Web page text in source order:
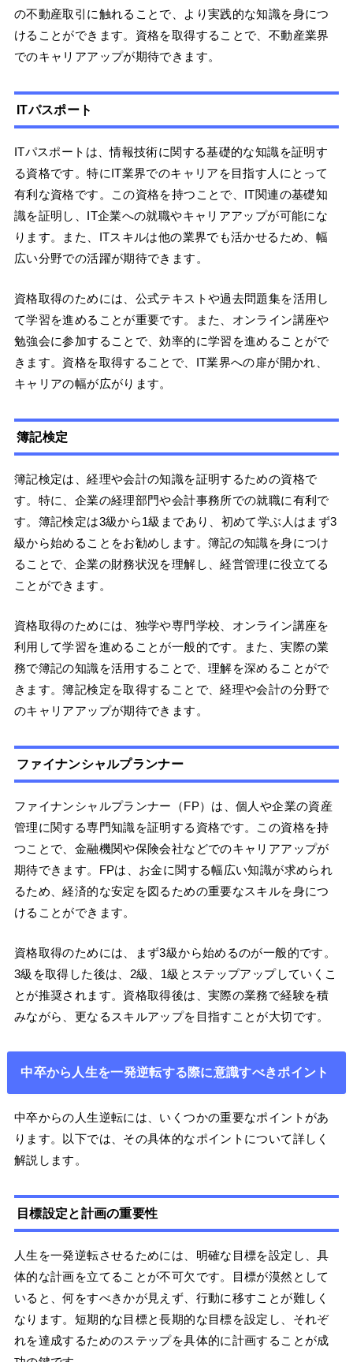
の不動産取引に触れることで、より実践的な知識を身につ
けることができます。資格を取得することで、不動産業界
でのキャリアアップが期待できます。
ITパスポート
ITパスポートは、情報技術に関する基礎的な知識を証明す
る資格です。特にIT業界でのキャリアを目指す人にとって
有利な資格です。この資格を持つことで、IT関連の基礎知
識を証明し、IT企業への就職やキャリアアップが可能にな
ります。また、ITスキルは他の業界でも活かせるため、幅
広い分野での活躍が期待できます。
資格取得のためには、公式テキストや過去問題集を活用し
て学習を進めることが重要です。また、オンライン講座や
勉強会に参加することで、効率的に学習を進めることがで
きます。資格を取得することで、IT業界への扉が開かれ、
キャリアの幅が広がります。
簿記検定
簿記検定は、経理や会計の知識を証明するための資格で
す。特に、企業の経理部門や会計事務所での就職に有利で
す。簿記検定は3級から1級まであり、初めて学ぶ人はまず3
級から始めることをお勧めします。簿記の知識を身につけ
ることで、企業の財務状況を理解し、経営管理に役立てる
ことができます。
資格取得のためには、独学や専門学校、オンライン講座を
利用して学習を進めることが一般的です。また、実際の業
務で簿記の知識を活用することで、理解を深めることがで
きます。簿記検定を取得することで、経理や会計の分野で
のキャリアアップが期待できます。
ファイナンシャルプランナー
ファイナンシャルプランナー（FP）は、個人や企業の資産
管理に関する専門知識を証明する資格です。この資格を持
つことで、金融機関や保険会社などでのキャリアアップが
期待できます。FPは、お金に関する幅広い知識が求められ
るため、経済的な安定を図るための重要なスキルを身につ
けることができます。
資格取得のためには、まず3級から始めるのが一般的です。
3級を取得した後は、2級、1級とステップアップしていくこ
とが推奨されます。資格取得後は、実際の業務で経験を積
みながら、更なるスキルアップを目指すことが大切です。
中卒から人生を一発逆転する際に意識すべきポイント
中卒からの人生逆転には、いくつかの重要なポイントがあ
ります。以下では、その具体的なポイントについて詳しく
解説します。
目標設定と計画の重要性
人生を一発逆転させるためには、明確な目標を設定し、具
体的な計画を立てることが不可欠です。目標が漠然として
いると、何をすべきかが見えず、行動に移すことが難しく
なります。短期的な目標と長期的な目標を設定し、それぞ
れを達成するためのステップを具体的に計画することが成